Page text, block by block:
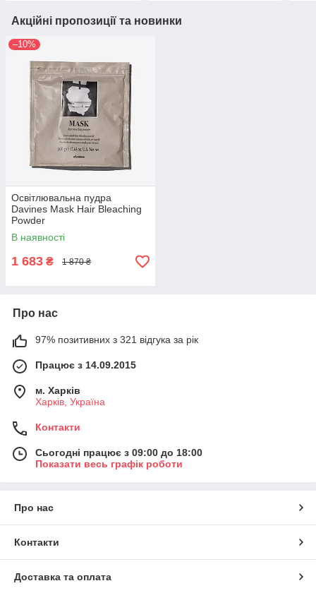
Акційні пропозиції та новинки
–10%
Освітлювальна пудра
Davines Mask Hair Bleaching
Powder
В наявності
1 683 ₴ 1 870 ₴
Про нас
97% позитивних з 321 відгука за рік
Працює з 14.09.2015
м. Харків
Харків, Україна
Контакти
Сьогодні працює з 09:00 до 18:00
Показати весь графік роботи
Про нас
Контакти
Доставка та оплата